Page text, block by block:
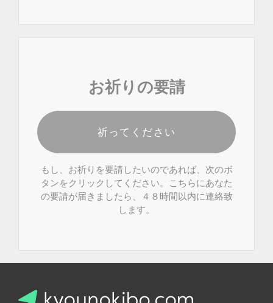
お祈りの要請
祈ってください
もし、お祈りを要請したいのであれば、次のボ
タンをクリックしてください。こちらにあなた
の要請が届きましたら、４８時間以内に連絡致
します。